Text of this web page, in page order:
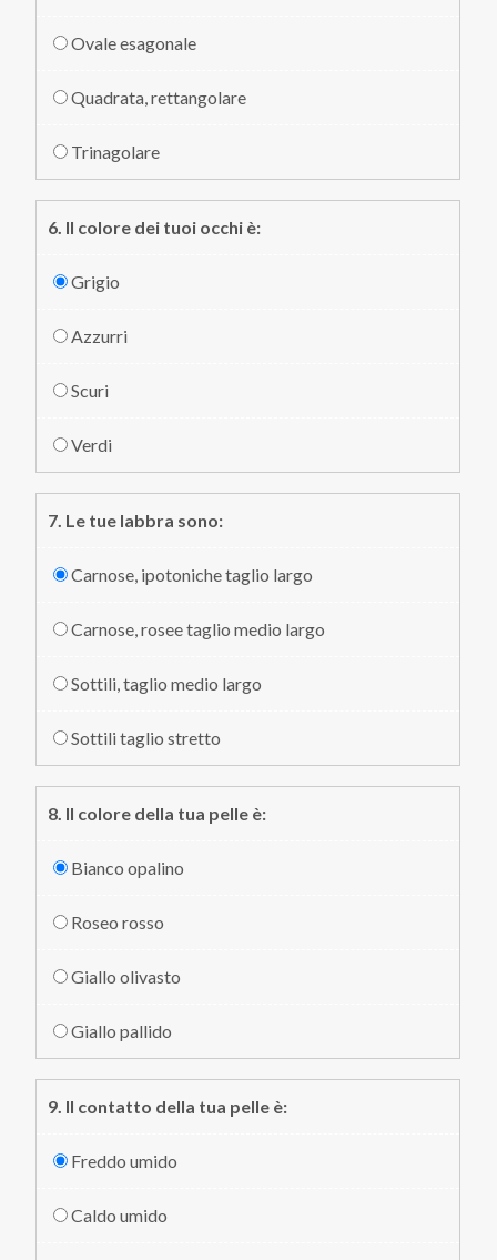
Ovale esagonale
Quadrata, rettangolare
Trinagolare
6. Il colore dei tuoi occhi è:
Grigio
Azzurri
Scuri
Verdi
7. Le tue labbra sono:
Carnose, ipotoniche taglio largo
Carnose, rosee taglio medio largo
Sottili, taglio medio largo
Sottili taglio stretto
8. Il colore della tua pelle è:
Bianco opalino
Roseo rosso
Giallo olivasto
Giallo pallido
9. Il contatto della tua pelle è:
Freddo umido
Caldo umido